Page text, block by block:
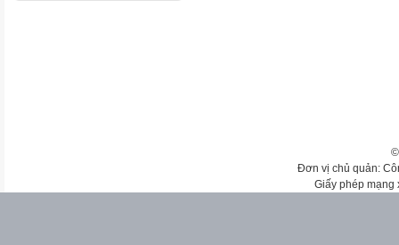
Đơn vị chủ quản:
Giấy phép mạng